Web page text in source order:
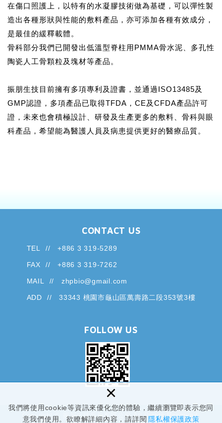
我們將使用cookie等資訊來優化您的體驗，繼續瀏覽即表示您同
意我們使用。欲瞭解詳細內容，請詳閱 隱私權保護政策
×
在傷口照護上，以特有的水凝膠技術做為基礎，可以彈性製
造出各種形狀與性能的敷料產品，亦可添加各種有效成分，
是最佳的緩釋載體。
骨科部分我們已開發出低溫型脊柱用PMMA骨水泥、多孔性
陶瓷人工骨顆粒及塊材等產品。
振朋生技目前擁有多項專利及證書，並通過ISO13485及
GMP認證，多項產品已取得TFDA，CE及CFDA產品許可
證，未來也會積極設計、研發及生產更多的敷料、骨科與眼
科產品，希望能為醫護人員及病患提供更好的醫療品質。
CONTACT US
TEL +886 3 319-5289
FAX +886 3 319-7262
MAIL zhpbio@gmail.com
ADD 33343 桃園市龜山區萬壽路二段353號3樓
FOLLOW US
Copyright © 振朋生技股份有限公司 All Rights Reserved.